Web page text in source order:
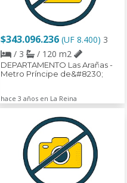
$343.096.236 (UF 8.400) 3
/ 3
/ 120 m2
DEPARTAMENTO Las Arañas -
Metro Príncipe de&#8230;
hace 3 años en La Reina